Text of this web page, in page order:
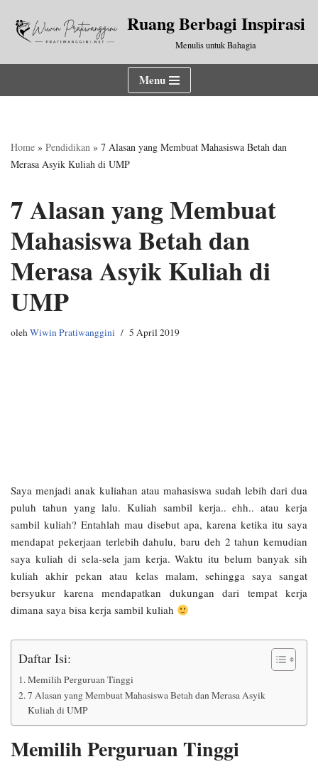
Lompat
Ruang Berbagi Inspirasi
Menulis untuk Bahagia
Menu
Home » Pendidikan » 7 Alasan yang Membuat Mahasiswa Betah dan
Merasa Asyik Kuliah di UMP
7 Alasan yang Membuat
Mahasiswa Betah dan
Merasa Asyik Kuliah di
UMP
olehWiwin Pratiwanggini 5 April 2019
Saya menjadi anak kuliahan atau mahasiswa sudah lebih dari dua
puluh tahun yang lalu. Kuliah sambil kerja.. ehh.. atau kerja
sambil kuliah? Entahlah mau disebut apa, karena ketika itu saya
mendapat pekerjaan terlebih dahulu, baru deh 2 tahun kemudian
saya kuliah di sela-sela jam kerja. Waktu itu belum banyak sih
kuliah akhir pekan atau kelas malam, sehingga saya sangat
bersyukur karena mendapatkan dukungan dari tempat kerja
dimana saya bisa kerja sambil kuliah
Daftar Isi:
Memilih Perguruan Tinggi
7 Alasan yang Membuat Mahasiswa Betah dan Merasa Asyik
Kuliah di UMP
Memilih Perguruan Tinggi